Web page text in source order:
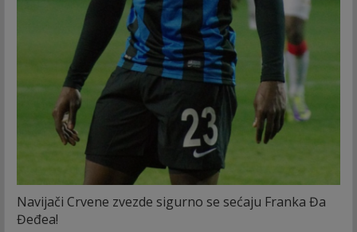
Navijači Crvene zvezde sigurno se sećaju Franka Đa
Đeđea!